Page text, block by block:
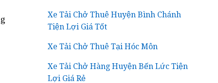
Xe Tải Chở Thuê Huyện Bình Chánh
Tiện Lợi Giá Tốt
Xe Tải Chở Thuê Tại Hóc Môn
Xe Tải Chở Hàng Huyện Bến Lức Tiện
Lợi Giá Rẻ